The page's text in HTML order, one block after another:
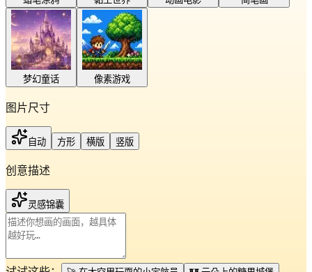
梦幻童话 像素游戏
图片尺寸
自动 方形 横版 竖版
创意描述
灵感锦囊